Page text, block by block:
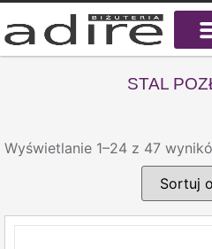
STAL
Wyświetlanie 1–24 z 47